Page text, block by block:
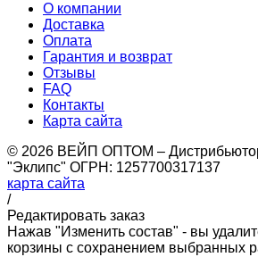
О компании
Доставка
Оплата
Гарантия и возврат
Отзывы
FAQ
Контакты
Карта сайта
© 2026 ВЕЙП ОПТОМ –
"Эклипс" ОГРН: 1257700317137
карта сайта
/
Редактировать заказ
Нажав "Изменить состав" - вы
корзины с сохранением выбранных